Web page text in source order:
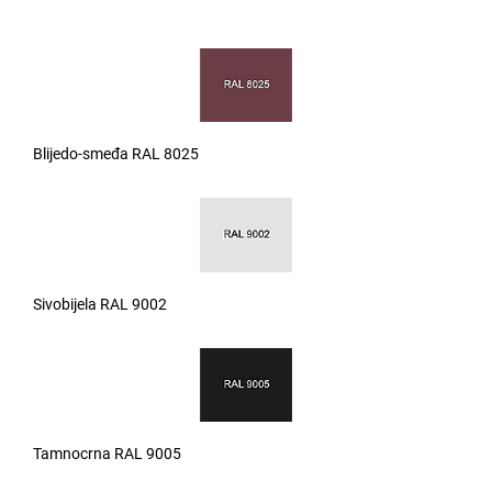
Blijedo-smeđa RAL 8025
Sivobijela RAL 9002
Tamnocrna RAL 9005